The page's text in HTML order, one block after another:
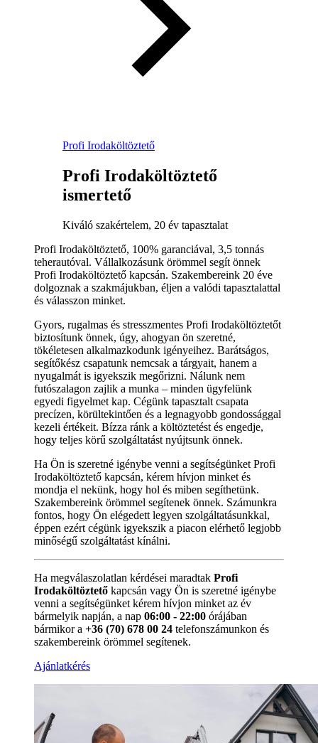
Profi Irodaköltöztető
Profi Irodaköltöztető
ismertető
Kiváló szakértelem, 20 év tapasztalat
Profi Irodaköltöztető, 100% garanciával, 3,5 tonnás
teherautóval. Vállalkozásunk örömmel segít önnek
Profi Irodaköltöztető kapcsán. Szakembereink 20 éve
dolgoznak a szakmájukban, éljen a valódi tapasztalattal
és válasszon minket.
Gyors, rugalmas és stresszmentes Profi Irodaköltöztetőt
biztosítunk önnek, úgy, ahogyan ön szeretné,
tökéletesen alkalmazkodunk igényeihez. Barátságos,
segítőkész csapatunk nemcsak a tárgyait, hanem a
nyugalmát is igyekszik megőrizni. Nálunk nem
futószalagon zajlik a munka – minden ügyfelünk
egyedi figyelmet kap. Cégünk tapasztalt csapata
precízen, körültekintően és a legnagyobb gondossággal
kezeli értékeit. Bízza ránk a költöztetést és engedje,
hogy teljes körű szolgáltatást nyújtsunk önnek.
Ha Ön is szeretné igénybe venni a segítségünket Profi
Irodaköltöztető kapcsán, kérem hívjon minket és
mondja el nekünk, hogy hol és miben segíthetünk.
Szakembereink örömmel segítenek önnek. Számunkra
fontos, hogy Ön elégedett legyen szolgáltatásunkkal,
éppen ezért cégünk igyekszik a piacon elérhető legjobb
minőségű szolgáltatást kínálni.
Ha megválaszolatlan kérdései maradtak Profi
Irodaköltöztető kapcsán vagy Ön is szeretné igénybe
venni a segítségünket kérem hívjon minket az év
bármelyik napján, a nap 06:00 - 22:00 órájában
bármikor a +36 (70) 678 00 24 telefonszámunkon és
szakembereink örömmel segítenek.
Ajánlatkérés